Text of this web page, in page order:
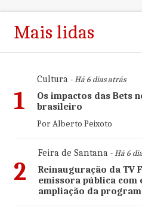
Mais lidas
1
Cultura- Há 6 dias atrás
Os impactos das Bets
brasileiro
Por Alberto Peixoto
2
Feira de Santana- Há 6
Reinauguração da TV
emissora pública com
ampliação da